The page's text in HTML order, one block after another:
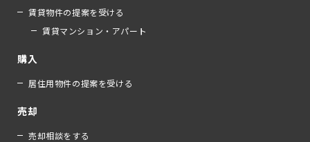
賃貸物件の提案を受ける
賃貸マンション・アパート
購入
居住用物件の提案を受ける
売却
売却相談をする